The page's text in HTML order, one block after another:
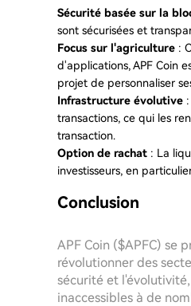
Sécurité basée sur la
sont sécurisées et
Focus sur l'agriculture :
d'applications, APF Coin
projet de personnaliser
Infrastructure évolutive
transactions, ce qui les
transaction.
Option de rachat : La
investisseurs, en
Conclusion
APF Coin ($APFC) se
révolutionner des
sécurité et
inaccessibles à de